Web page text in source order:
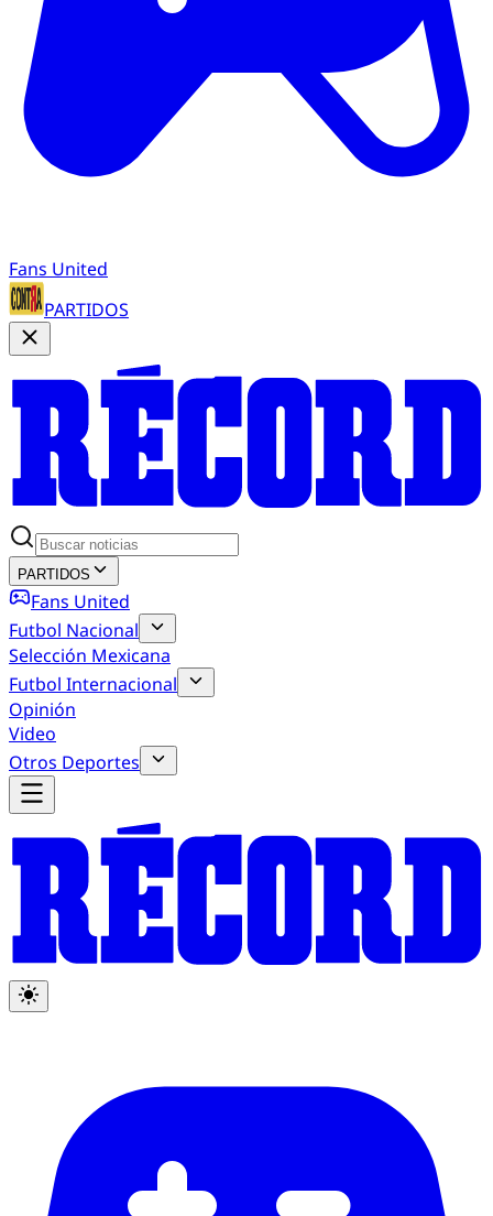
Fans United
PARTIDOS
PARTIDOS
Fans United
Futbol Nacional
Selección Mexicana
Futbol Internacional
Opinión
Video
Otros Deportes